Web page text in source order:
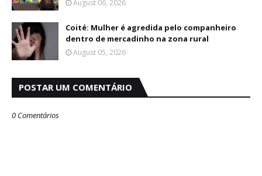
August 06, 2026
Coité: Mulher é agredida pelo companheiro
dentro de mercadinho na zona rural
August 05, 2026
POSTAR UM COMENTÁRIO
0 Comentários